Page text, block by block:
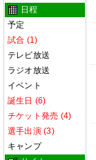
日程
予定
試合 (1)
テレビ放送
ラジオ放送
イベント
誕生日 (6)
チケット発売 (4)
選手出演 (3)
キャンプ